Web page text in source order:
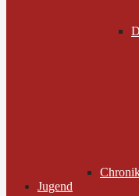
Jugend